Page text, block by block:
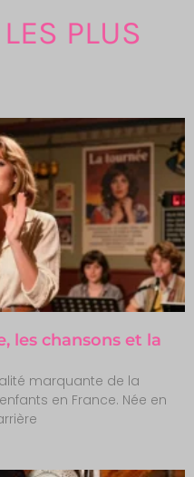
PLUS
les chansons et la
marquante de la
en France. Née en